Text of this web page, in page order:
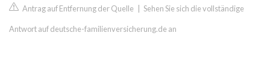
Antrag auf Entfernung der Quelle Sehen Sie sich die vollständige
Antwort auf deutsche-familienversicherung.de an